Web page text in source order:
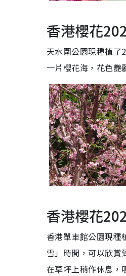
香港櫻花
天水圍公園現種植了
一片櫻花海，花色艷
香港櫻花
香港單車館公園現種
雪」時間，可以欣賞
在草坪上稍作休息，